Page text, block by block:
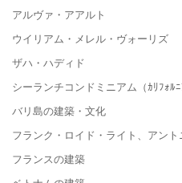
アルヴァ・アアルト
ウイリアム・メレル・ヴォーリズ
ザハ・ハディド
シーランチコンドミニアム（ｶﾘﾌｫﾙ
バリ島の建築・文化
フランク・ロイド・ライト、アン
フランスの建築